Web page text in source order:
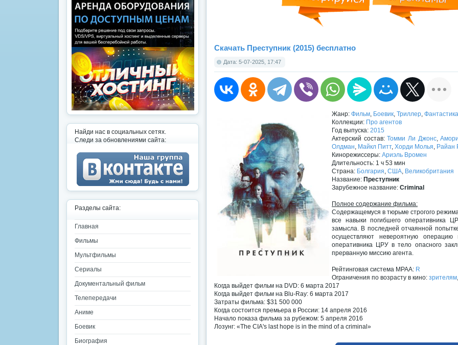
Скачать Преступник (2015) бесплатно
Дата: 5-07-2025, 17:47
Жанр: Фильм, Боевик, Триллер, Фантастика
Коллекции: Про агентов
Год выпуска: 2015
Актерский состав:Томми Ли Джонс,
Олдман, Майкл Питт, Хорди Молья, Райан
Кинорежиссеры: Ариэль Вромен
Длительность: 1 ч 53 мин
Страна: Болгария, США, Великобритания
Название: Преступник
Зарубежное название: Criminal
Полное содержание фильма:
Содержащемуся в тюрьме строгого
все навыки погибшего оперативника
замысла. В последней отчаянной
осуществляют невероятную
оперативника ЦРУ в тело опасного
прерванную миссию агента.
Рейтинговая система MPAA: R
Ограничения по возрасту в кино: зрителям
Когда выйдет фильм на DVD: 6 марта 2017
Когда выйдет фильм на Blu-Ray: 6 марта 2017
Затраты фильма: $31 500 000
Когда состоится премьера в России: 14 апреля 2016
Начало показа фильма за рубежом: 5 апреля 2016
Лозунг: «The CIA's last hope is in the mind of a criminal»
Найди нас в социальных сетях.
Следи за обновлениями сайта:
Разделы сайта:
Главная
Фильмы
Мультфильмы
Сериалы
Документальный фильм
Телепередачи
Аниме
Боевик
Биография